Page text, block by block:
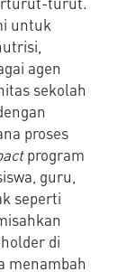
untuk
agen
sekolah
proses
program
guru,
seperti
di
menambah